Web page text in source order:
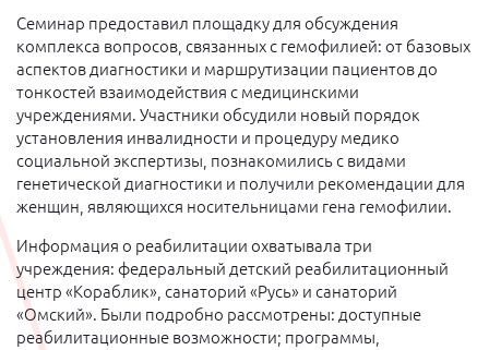
Семинар предоставил площадку для обсуждения
комплекса вопросов, связанных с гемофилией: от базовых
аспектов диагностики и маршрутизации пациентов до
тонкостей взаимодействия с медицинскими
учреждениями. Участники обсудили новый порядок
установления инвалидности и процедуру медико
социальной экспертизы, познакомились с видами
генетической диагностики и получили рекомендации для
женщин, являющихся носительницами гена гемофилии.
Информация о реабилитации охватывала три
учреждения: федеральный детский реабилитационный
центр «Кораблик», санаторий «Русь» и санаторий
«Омский». Были подробно рассмотрены: доступные
реабилитационные возможности; программы,